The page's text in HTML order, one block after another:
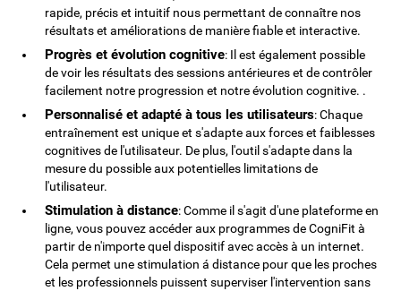
rapide, précis et intuitif nous permettant de connaître nos
résultats et améliorations de manière fiable et interactive.
Progrès et évolution cognitive: Il est également possible
de voir les résultats des sessions antérieures et de contrôler
facilement notre progression et notre évolution cognitive. .
Personnalisé et adapté à tous les utilisateurs: Chaque
entraînement est unique et s'adapte aux forces et faiblesses
cognitives de l'utilisateur. De plus, l'outil s'adapte dans la
mesure du possible aux potentielles limitations de
l'utilisateur.
Stimulation à distance: Comme il s'agit d'une plateforme en
ligne, vous pouvez accéder aux programmes de CogniFit à
partir de n'importe quel dispositif avec accès à un internet.
Cela permet une stimulation á distance pour que les proches
et les professionnels puissent superviser l'intervention sans